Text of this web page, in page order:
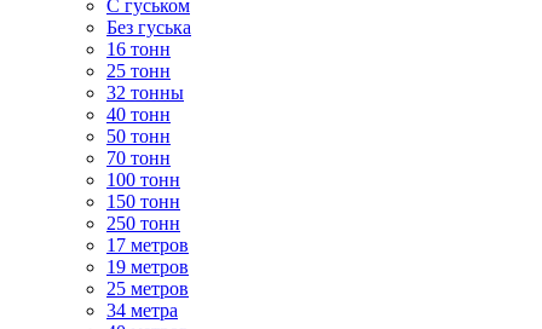
С гуськом
Без гуська
16 тонн
25 тонн
32 тонны
40 тонн
50 тонн
70 тонн
100 тонн
150 тонн
250 тонн
17 метров
19 метров
25 метров
34 метра